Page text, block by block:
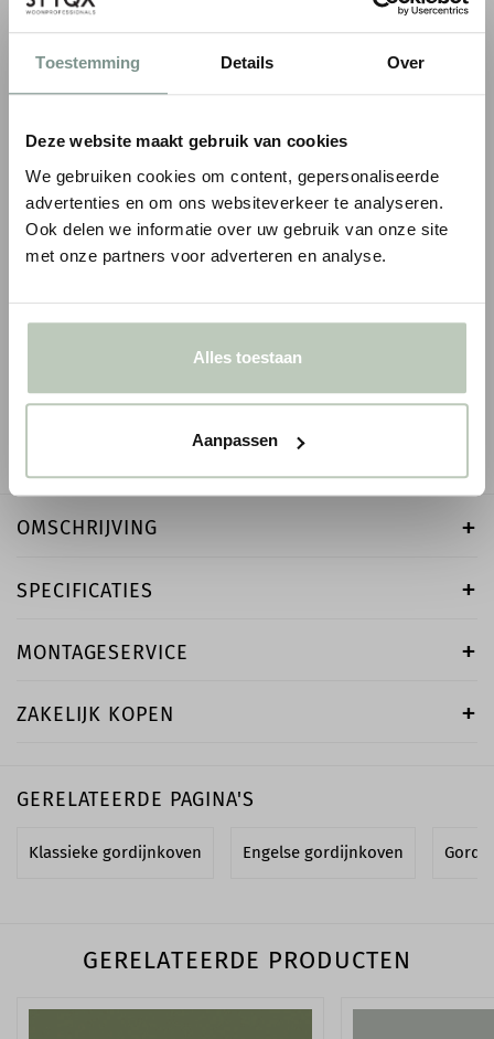
Toestemming Details Over
Deze website maakt gebruik van cookies
We gebruiken cookies om content, gepersonaliseerde
advertenties en om ons websiteverkeer te analyseren.
Ook delen we informatie over uw gebruik van onze site
met onze partners voor adverteren en analyse.
Alles toestaan
Aanpassen
ORAC ROZET R31
● Voor 10.15 uur besteld, vandaag verzonden
ORAC ROZET R18
OMSCHRIJVING
SPECIFICATIES
MONTAGESERVICE
ZAKELIJK KOPEN
GERELATEERDE PAGINA'S
Klassieke gordijnkoven Engelse gordijnkoven
GERELATEERDE PRODUCTEN